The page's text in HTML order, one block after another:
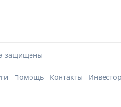
защищены
Помощь Контакты